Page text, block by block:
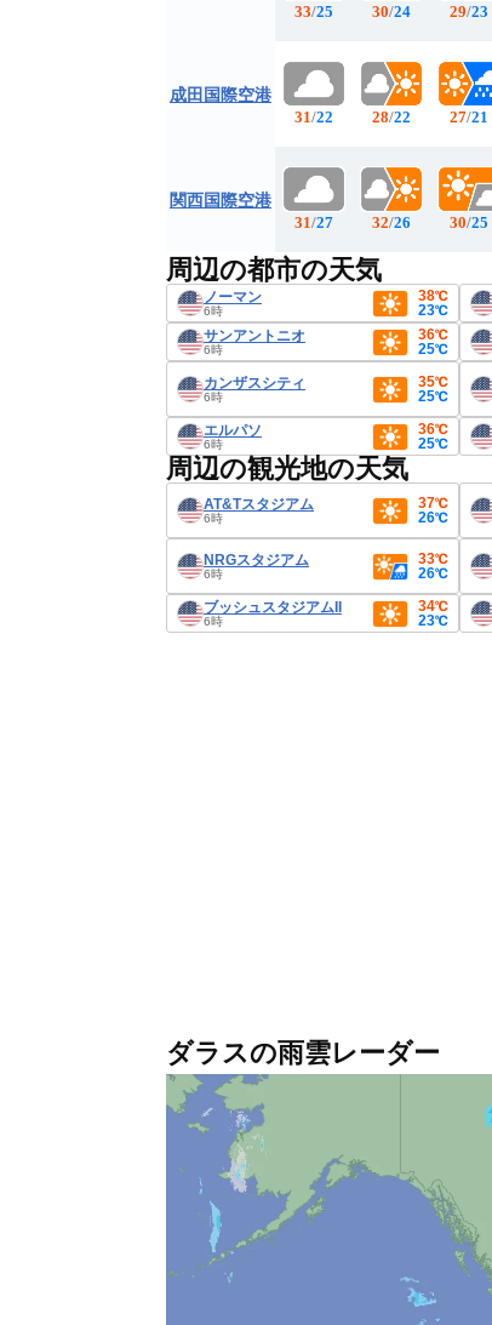
成田国際空港
関西国際空港
33/25
31/22
31/27
30/24
28/22
32/26
29/23
27/21
30/25
周辺の都市の天気
ノーマン
6時
38℃
23℃
サンアントニオ
6時
36℃
25℃
カンザスシティ
6時
35℃
25℃
エルパソ
6時
36℃
25℃
周辺の観光地の天気
AT&Tスタジアム
6時
37℃
26℃
NRGスタジアム
6時
33℃
26℃
ブッシュスタジアムII
6時
34℃
23℃
ダラスの雨雲レーダー